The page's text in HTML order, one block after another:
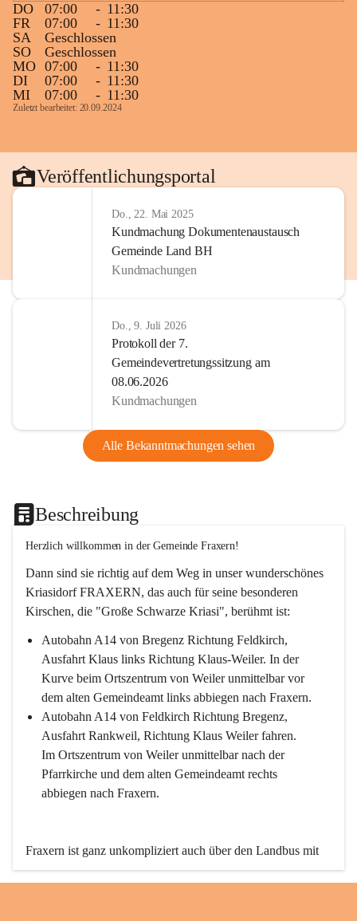
DO
07:00 - 11:30
FR
07:00 - 11:30
SA
Geschlossen
SO
Geschlossen
MO 07:00 - 11:30
DI
07:00 - 11:30
MI
07:00 - 11:30
Zuletzt bearbeitet: 20.09.2024
Veröffentlichungsportal
Do., 22. Mai 2025
Kundmachung Dokumentenaustausch
Gemeinde Land BH
Kundmachungen
Do., 9. Juli 2026
Protokoll der 7.
Gemeindevertretungssitzung am
08.06.2026
Kundmachungen
Alle Bekanntmachungen sehen
Beschreibung
Herzlich willkommen in der Gemeinde Fraxern!
Dann sind sie richtig auf dem Weg in unser wunderschönes
Kriasidorf FRAXERN, das auch für seine besonderen
Kirschen, die "Große Schwarze Kriasi", berühmt ist:
Autobahn A14 von Bregenz Richtung Feldkirch,
Ausfahrt Klaus links Richtung Klaus-Weiler. In der
Kurve beim Ortszentrum von Weiler unmittelbar vor
dem alten Gemeindeamt links abbiegen nach Fraxern.
Autobahn A14 von Feldkirch Richtung Bregenz,
Ausfahrt Rankweil, Richtung Klaus Weiler fahren.
Im Ortszentrum von Weiler unmittelbar nach der
Pfarrkirche und dem alten Gemeindeamt rechts
abbiegen nach Fraxern.
Fraxern ist ganz unkompliziert auch über den Landbus mit
den öffentlichen Verkehrsmitteln zu erreichen. Die Linie